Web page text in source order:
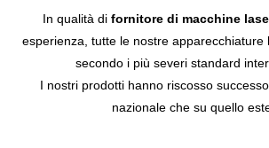
In qualità di fornitore di macchine
esperienza, tutte le nostre apparecchiature
secondo i più severi standard
I nostri prodotti hanno riscosso
nazionale che su quello